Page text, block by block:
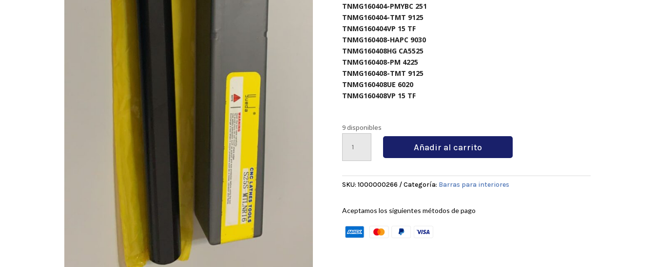
TNMG160404-PMYBC 251
TNMG160404-TMT 9125
TNMG160404VP 15 TF
TNMG160408-HAPC 9030
TNMG160408HG CA5525
TNMG160408-PM 4225
TNMG160408-TMT 9125
TNMG160408UE 6020
TNMG160408VP 15 TF
9 disponibles
MTLNR16
cantidad
Añadir al carrito
SKU: 1000000266 Categoría: Barras para interiores
Aceptamos los siguientes métodos de pago